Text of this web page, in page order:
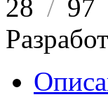
28 / 97